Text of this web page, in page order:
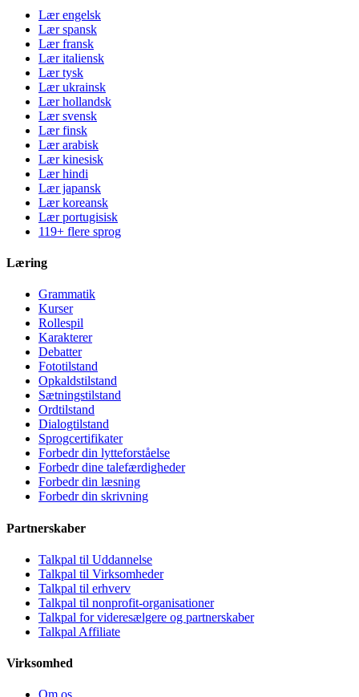
Lær engelsk
Lær spansk
Lær fransk
Lær italiensk
Lær tysk
Lær ukrainsk
Lær hollandsk
Lær svensk
Lær finsk
Lær arabisk
Lær kinesisk
Lær hindi
Lær japansk
Lær koreansk
Lær portugisisk
119+ flere sprog
Læring
Grammatik
Kurser
Rollespil
Karakterer
Debatter
Fototilstand
Opkaldstilstand
Sætningstilstand
Ordtilstand
Dialogtilstand
Sprogcertifikater
Forbedr din lytteforståelse
Forbedr dine talefærdigheder
Forbedr din læsning
Forbedr din skrivning
Partnerskaber
Talkpal til Uddannelse
Talkpal til Virksomheder
Talkpal til erhverv
Talkpal til nonprofit-organisationer
Talkpal for videresælgere og partnerskaber
Talkpal Affiliate
Virksomhed